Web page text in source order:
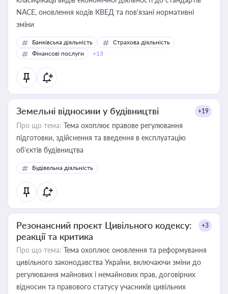
NACE, оновлення кодів КВЕД та пов'язані нормативні
зміни
Банківська діяльність
Страхова діяльність
Фінансові послуги
+13
Земельні відносини у будівництві +19
Про що тема: Тема охоплює правове регулювання
підготовки, здійснення та введення в експлуатацію
об’єктів будівництва
Будівельна діяльність
Резонансний проєкт Цивільного кодексу:
реакції та критика
+3
Про що тема: Тема охоплює оновлення та реформування
цивільного законодавства України, включаючи зміни до
регулювання майнових і немайнових прав, договірних
відносин та правового статусу учасників цивільних